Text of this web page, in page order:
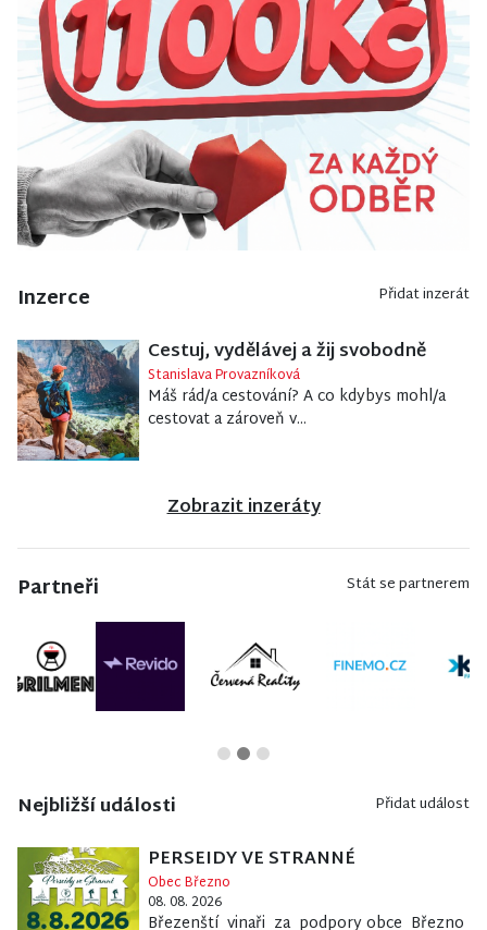
Inzerce Přidat inzerát
Cestuj, vydělávej a žij svobodně
Stanislava Provazníková
Máš rád/a cestování? A co kdybys mohl/a
cestovat a zároveň v...
Zobrazit inzeráty
Partneři Stát se partnerem
Nejbližší události Přidat událost
PERSEIDY VE STRANNÉ
Obec Březno
08. 08. 2026
Březenští vinaři za podpory obce Březno